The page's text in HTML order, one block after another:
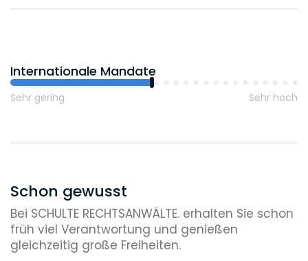
Internationale Mandate
Sehr gering Sehr hoch
Schon gewusst
Bei SCHULTE RECHTSANWÄLTE. erhalten Sie schon
früh viel Verantwortung und genießen
gleichzeitig große Freiheiten.